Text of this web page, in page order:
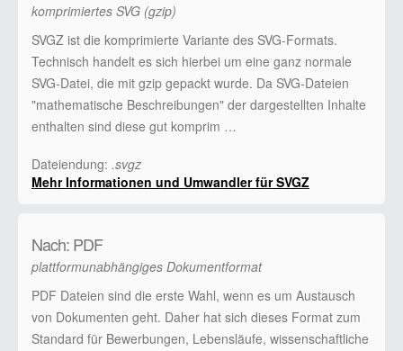
komprimiertes SVG (gzip)
SVGZ ist die komprimierte Variante des SVG-Formats.
Technisch handelt es sich hierbei um eine ganz normale
SVG-Datei, die mit gzip gepackt wurde. Da SVG-Dateien
"mathematische Beschreibungen" der dargestellten Inhalte
enthalten sind diese gut komprim …
Dateiendung: .svgz
Mehr Informationen und Umwandler für SVGZ
Nach: PDF
plattformunabhängiges Dokumentformat
PDF Dateien sind die erste Wahl, wenn es um Austausch
von Dokumenten geht. Daher hat sich dieses Format zum
Standard für Bewerbungen, Lebensläufe, wissenschaftliche